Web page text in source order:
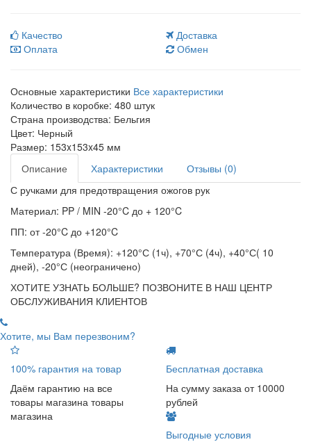
Качество
Доставка
Оплата
Обмен
Основные характеристики Все характеристики
Количество в коробке: 480 штук
Страна производства: Бельгия
Цвет: Черный
Размер: 153x153x45 мм
Описание
Характеристики
Отзывы (0)
С ручками для предотвращения ожогов рук
Материал: PP / MIN -20°C до + 120°C
ПП: от -20°C до +120°C
Температура (Время): +120°С (1ч), +70°С (4ч), +40°С( 10
дней), -20°С (неограничено)
ХОТИТЕ УЗНАТЬ БОЛЬШЕ? ПОЗВОНИТЕ В НАШ ЦЕНТР
ОБСЛУЖИВАНИЯ КЛИЕНТОВ
Хотите, мы Вам перезвоним?
100% гарантия на товар
Даём гарантию на все
товары магазина товары
магазина
Бесплатная доставка
На сумму заказа от 10000
рублей
Выгодные условия